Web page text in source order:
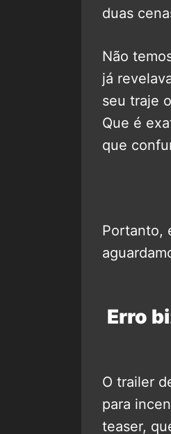
duas
Não
já
seu traje
Que é
que
Portanto,
Erro
O trailer
para
teaser,